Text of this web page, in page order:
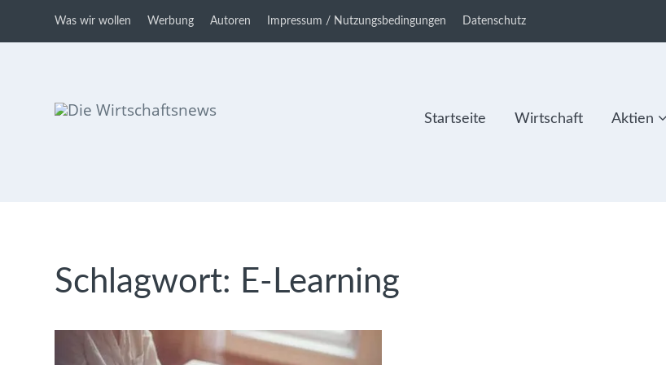
Was wir wollen Werbung Autoren Impressum / Nutzungsbedingungen Datenschutz
Startseite Wirtschaft Aktien
Schlagwort: E-Learning